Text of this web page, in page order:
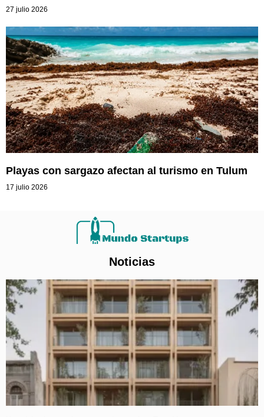
27 julio 2026
Playas con sargazo afectan al turismo en Tulum
17 julio 2026
Noticias